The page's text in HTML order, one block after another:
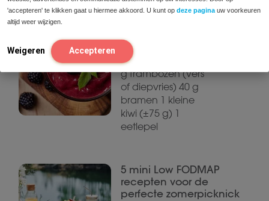
'accepteren' te klikken gaat u hiermee akkoord. U kunt op deze pagina uw voorkeuren
altijd weer wijzigen.
Weigeren Accepteren
zomersmoothie met
Ingrediënten (1
grote smoothie) 40
g frambozen (vers
of diepvries) 40 g
bramen 1 kleine
kiwi (±75 g) 1
eetlepel
5 mini Low FODMAP
recepten voor de
perfecte zomerpicknick